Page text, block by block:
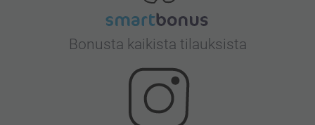
Bonusta kaikista tilauksista